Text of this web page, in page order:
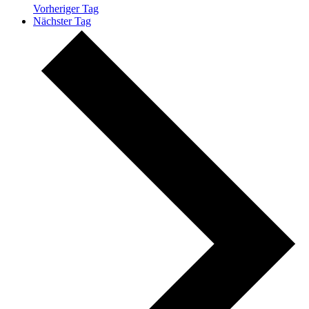
Vorheriger Tag
Nächster Tag